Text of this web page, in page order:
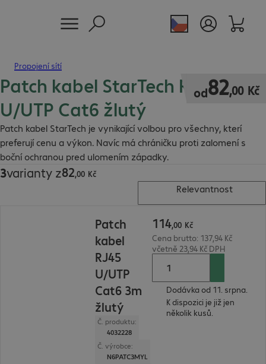
Propojení sítí
Patch kabel StarTech RJ45
U/UTP Cat6 žlutý
Patch kabel StarTech je vynikající volbou pro všechny, kterí
preferují cenu a výkon. Navíc má chráničku proti zalomení s
boční ochranou pred ulomením západky.
od82,00 Kč
82,00 Kč
3varianty z82,00 Kč
82,00 Kč
Relevantnost
Patch
kabel
RJ45
U/UTP
Cat6 3m
žlutý
Č. produktu:
4032228
Č. výrobce:
N6PATC3MYL
114,00 Kč
Cena brutto: 137,94 Kč
včetně 23,94 Kč DPH
Dodávka od 11. srpna.
K dispozici je již jen
několik kusů.